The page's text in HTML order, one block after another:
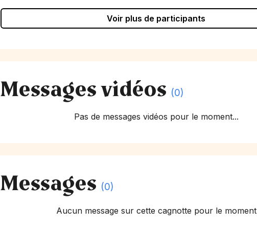
Voir plus de participants
Messages vidéos (0)
Pas de messages vidéos pour le moment...
Messages (0)
Aucun message sur cette cagnotte pour le moment